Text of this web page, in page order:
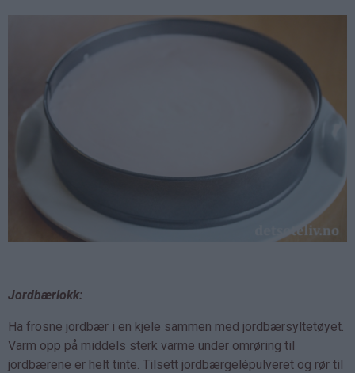
Jordbærlokk:
Ha frosne jordbær i en kjele sammen med jordbærsyltetøyet.
Varm opp på middels sterk varme under omrøring til
jordbærene er helt tinte. Tilsett jordbærgelépulveret og rør til